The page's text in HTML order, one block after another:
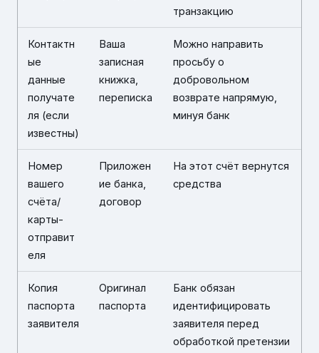
транзакцию
Контактн
ые
данные
получате
ля (если
известны)
Ваша
записная
книжка,
переписка
Можно направить
просьбу о
добровольном
возврате напрямую,
минуя банк
Номер
вашего
счёта/
карты-
отправит
еля
Приложен
ие банка,
договор
На этот счёт вернутся
средства
Копия
паспорта
заявителя
Оригинал
паспорта
Банк обязан
идентифицировать
заявителя перед
обработкой претензии